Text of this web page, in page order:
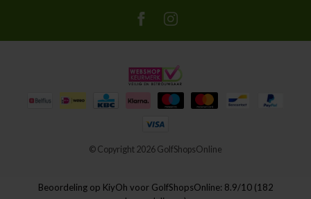
© Copyright 2026 GolfShopsOnline
Beoordeling op KiyOh voor GolfShopsOnline: 8.9/10 (182